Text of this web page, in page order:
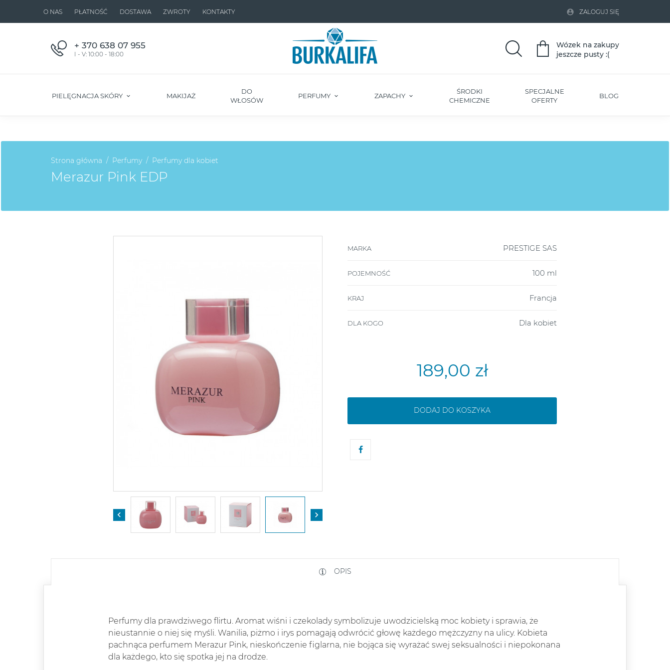
O NAS PŁATNOŚĆ DOSTAWA ZWROTY KONTAKTY  ZALOGUJ SIĘ
+ 370 638 07 955
I - V: 10:00 - 18:00
Wózek na zakupy
jeszcze pusty :(
PIELĘGNACJA SKÓRY MAKIJAŻ
DO
WŁOSÓW
PERFUMY ZAPACHY
ŚRODKI
CHEMICZNE
SPECJALNE
OFERTY
BLOG
Strona główna Perfumy Perfumy dla kobiet
Merazur Pink EDP
 
MARKA PRESTIGE SAS
POJEMNOŚĆ 100 ml
KRAJ Francja
DLA KOGO Dla kobiet
189,00 zł
DODAJ DO KOSZYKA
OPIS
Perfumy dla prawdziwego flirtu. Aromat wiśni i czekolady symbolizuje uwodzicielską moc kobiety i sprawia, że
nieustannie o niej się myśli. Wanilia, piżmo i irys pomagają odwrócić głowę każdego mężczyzny na ulicy. Kobieta
pachnąca perfumem Merazur Pink, nieskończenie figlarna, nie bojąca się wyrażać swej seksualności i niepokonana
dla każdego, kto się spotka jej na drodze.